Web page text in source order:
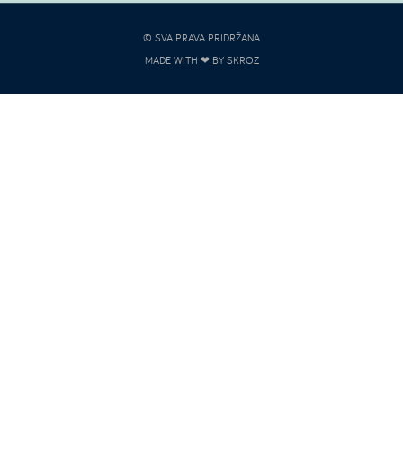
© SVA PRAVA PRIDRŽANA
MADE WITH ❤ BY SKROZ